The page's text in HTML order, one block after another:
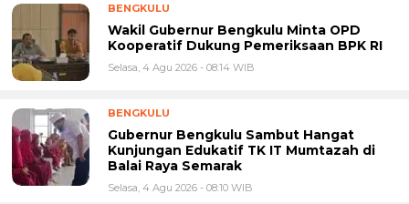
BENGKULU
Wakil Gubernur Bengkulu Minta OPD
Kooperatif Dukung Pemeriksaan BPK RI
Selasa, 4 Agu 2026 - 08:14 WIB
BENGKULU
Gubernur Bengkulu Sambut Hangat
Kunjungan Edukatif TK IT Mumtazah di
Balai Raya Semarak
Selasa, 4 Agu 2026 - 08:10 WIB